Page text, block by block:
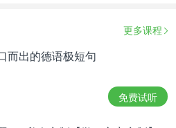
与kleid，heipen与
去想就能较容易记住。
更多课程
而出的德语极短句
免费试听